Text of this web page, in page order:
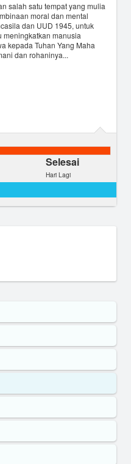
salah satu tempat yang mulia
moral dan mental
dan UUD 1945, untuk
meningkatkan manusia
kepada Tuhan Yang Maha
dan rohaninya...
Selesai
Hari Lagi